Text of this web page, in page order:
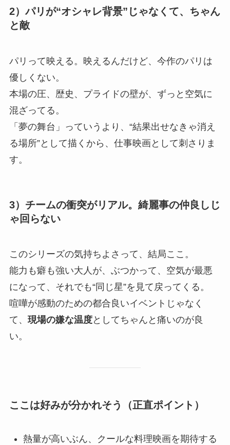
2）パリが“オシャレ背景”じゃなくて、ちゃん
と敵
パリって映える。映えるんだけど、今作のパリは
優しくない。
本場の圧、歴史、プライドの壁が、ずっと空気に
混ざってる。
「夢の舞台」っていうより、“結果出せなきゃ消え
る場所”として描くから、仕事映画として刺さりま
す。
3）チームの衝突がリアル。綺麗事の仲良しじ
ゃ回らない
このシリーズの気持ちよさって、結局ここ。
能力も癖も強い大人が、ぶつかって、空気が最悪
になって、それでも“同じ星”を見て戻ってくる。
喧嘩が感動のための都合良いイベントじゃなく
て、 現場の嫌な温度としてちゃんと痛いのが良
い。
ここは好みが分かれそう（正直ポイント）
熱量が高いぶん、クールな料理映画を期待する